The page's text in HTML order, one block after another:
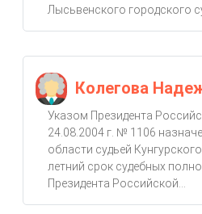
Лысьвенского городского
Колегова
Указом Президента
24.08.2004 г. № 1106
области судьей
летний срок судебных
Президента Российской...